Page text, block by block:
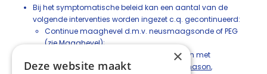
Bij het symptomatische beleid kan een aantal van de
volgende interventies worden ingezet c.q. gecontinueerd:
Continue maaghevel d.m.v. neusmaagsonde of PEG
(zieMaaghevel);
Behandeling van misselijkheid en braken met
octreotide,scopolaminebutyl dexamethason,
×
Deze website maakt